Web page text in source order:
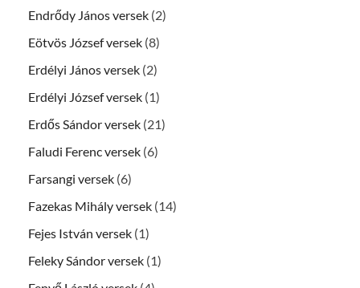
Endrődy János versek (2)
Eötvös József versek (8)
Erdélyi János versek (2)
Erdélyi József versek (1)
Erdős Sándor versek (21)
Faludi Ferenc versek (6)
Farsangi versek (6)
Fazekas Mihály versek (14)
Fejes István versek (1)
Feleky Sándor versek (1)